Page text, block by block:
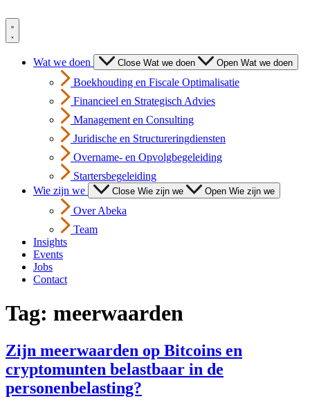
naar
de
Wat we doen
Close Wat we doen Open Wat we doen
Boekhouding en Fiscale Optimalisatie
Financieel en Strategisch Advies
Management en Consulting
Juridische en Structureringdiensten
Overname- en Opvolgbegeleiding
Startersbegeleiding
Wie zijn we
Close Wie zijn we Open Wie zijn we
Over Abeka
Team
Insights
Events
Jobs
Contact
Tag: meerwaarden
Zijn meerwaarden op Bitcoins en
cryptomunten belastbaar in de
personenbelasting?